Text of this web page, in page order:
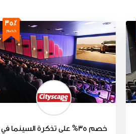
35٪
خصم
خصم 35% على تذكرة السينما في